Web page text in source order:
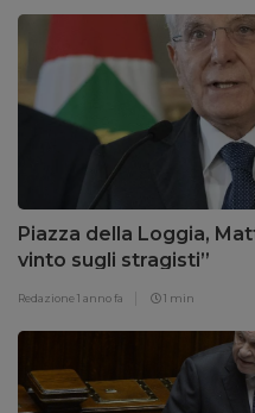
Piazza della Loggia,
vinto sugli stragisti”
Redazione1 anno fa 1 min